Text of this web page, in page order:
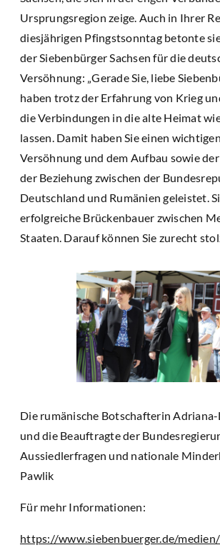
Ursprungsregion zeige. Auch in Ihrer
diesjährigen Pfingstsonntag betonte
der Siebenbürger Sachsen für die
Versöhnung: „Gerade Sie, liebe
haben trotz der Erfahrung von Krieg
die Verbindungen in die alte Heimat
lassen. Damit haben Sie einen
Versöhnung und dem Aufbau sowie
der Beziehung zwischen der
Deutschland und Rumänien geleistet.
erfolgreiche Brückenbauer zwischen
Staaten. Darauf können Sie zurecht
Die rumänische Botschafterin
und die Beauftragte der
Aussiedlerfragen und nationale
Pawlik
Für mehr Informationen:
https://www.siebenbuerger.de/